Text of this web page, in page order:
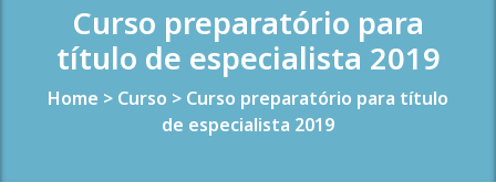
Curso preparatório para
título de especialista 2019
Home > Curso > Curso preparatório para título
de especialista 2019